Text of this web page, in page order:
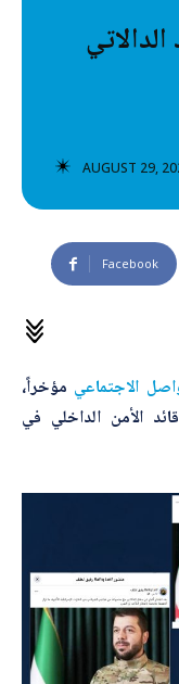
إضافية
الخاطئة
تحقق
رئيسية
بريدك الإلكتروني*
AUGUST 29,
Facebook
الاجتماعي مؤخراً،
الأمن الداخلي في